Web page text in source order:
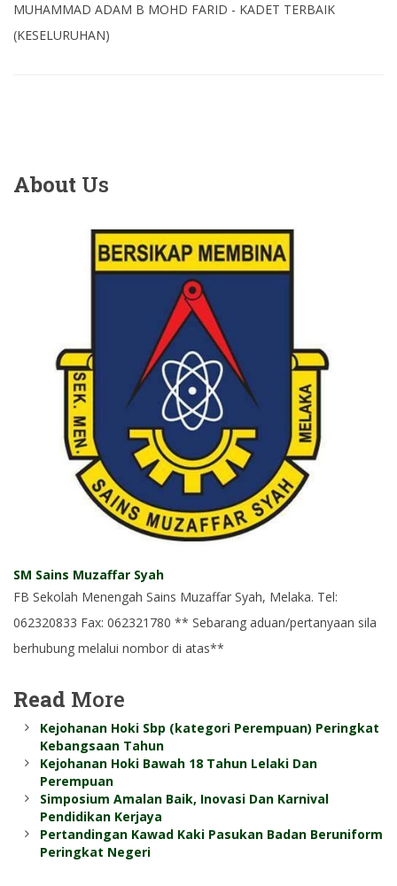
MUHAMMAD ADAM B MOHD FARID - KADET TERBAIK
(KESELURUHAN)
About Us
SM Sains Muzaffar Syah
FB Sekolah Menengah Sains Muzaffar Syah, Melaka. Tel:
062320833 Fax: 062321780 ** Sebarang aduan/pertanyaan sila
berhubung melalui nombor di atas**
Read More
Kejohanan Hoki Sbp (kategori Perempuan) Peringkat
Kebangsaan Tahun
Kejohanan Hoki Bawah 18 Tahun Lelaki Dan
Perempuan
Simposium Amalan Baik, Inovasi Dan Karnival
Pendidikan Kerjaya
Pertandingan Kawad Kaki Pasukan Badan Beruniform
Peringkat Negeri